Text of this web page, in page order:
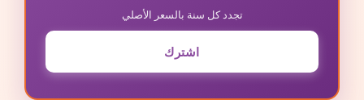
تجدد كل سنة بالسعر الأصلي
اشترك